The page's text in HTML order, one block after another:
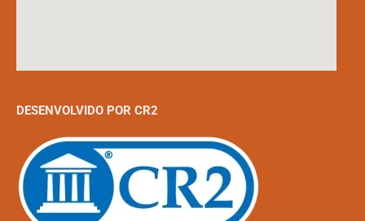
DESENVOLVIDO POR CR2